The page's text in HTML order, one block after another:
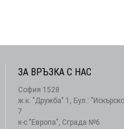
ЗА ВРЪЗКА С НАС
София 1528
ж.к. "Дружба" 1, Бул.:
7
к-с "Европа", Сграда №6